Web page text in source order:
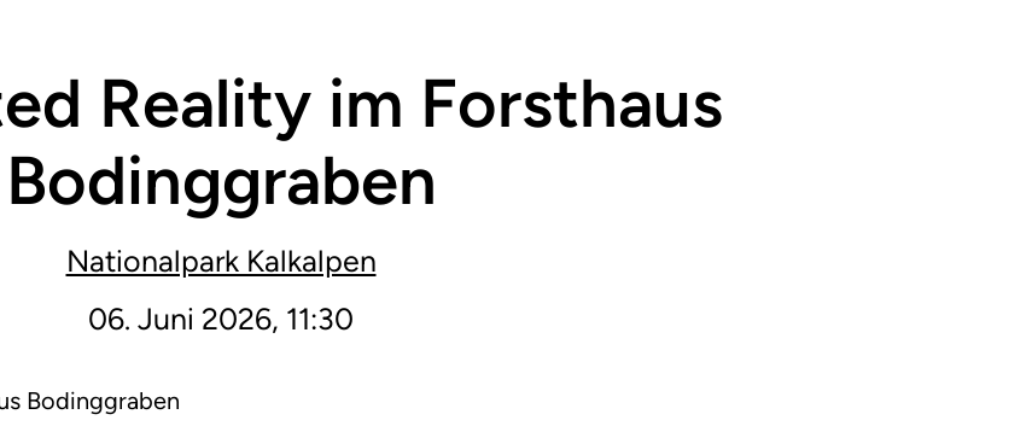
Reality im Forsthaus
Bodinggraben
Nationalpark Kalkalpen
06. Juni 2026, 11:30
Bodinggraben